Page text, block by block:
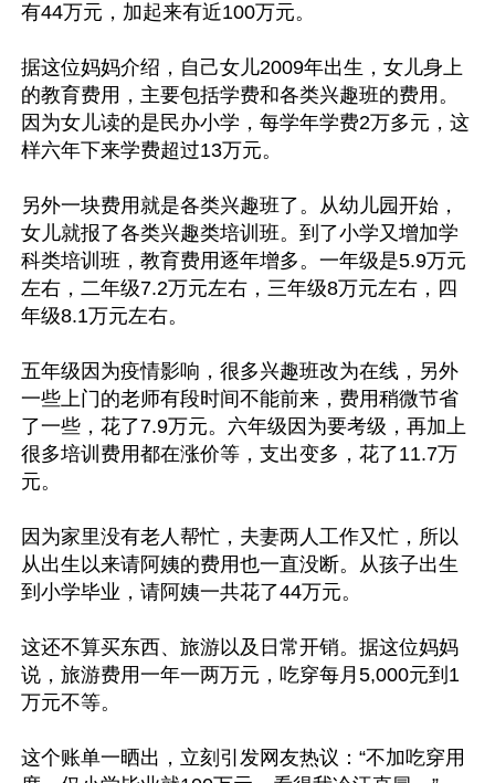
有44万元，加起来有近100万元。
据这位妈妈介绍，自己女儿2009年出生，女儿身上
的教育费用，主要包括学费和各类兴趣班的费用。
因为女儿读的是民办小学，每学年学费2万多元，这
样六年下来学费超过13万元。
另外一块费用就是各类兴趣班了。从幼儿园开始，
女儿就报了各类兴趣类培训班。到了小学又增加学
科类培训班，教育费用逐年增多。一年级是5.9万元
左右，二年级7.2万元左右，三年级8万元左右，四
年级8.1万元左右。
五年级因为疫情影响，很多兴趣班改为在线，另外
一些上门的老师有段时间不能前来，费用稍微节省
了一些，花了7.9万元。六年级因为要考级，再加上
很多培训费用都在涨价等，支出变多，花了11.7万
元。
因为家里没有老人帮忙，夫妻两人工作又忙，所以
从出生以来请阿姨的费用也一直没断。从孩子出生
到小学毕业，请阿姨一共花了44万元。
这还不算买东西、旅游以及日常开销。据这位妈妈
说，旅游费用一年一两万元，吃穿每月5,000元到1
万元不等。
这个账单一晒出，立刻引发网友热议：“不加吃穿用